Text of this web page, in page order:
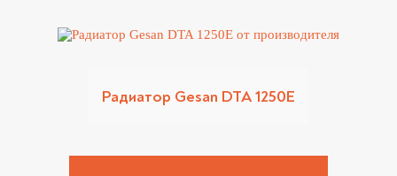
Радиатор Gesan DTA 1250E